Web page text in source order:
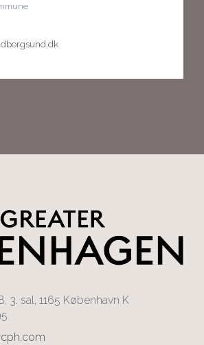
3. sal, 1165 København K